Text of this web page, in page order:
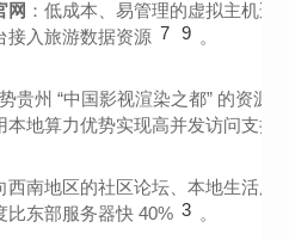
网 ：低成本、易管理的虚拟主机
接入旅游数据资源 7 9 。
势贵州 “中国影视渲染之都” 的资
地算力优势实现高并发访问支持
西南地区的社区论坛、本地生活
比东部服务器快 40% 3 。